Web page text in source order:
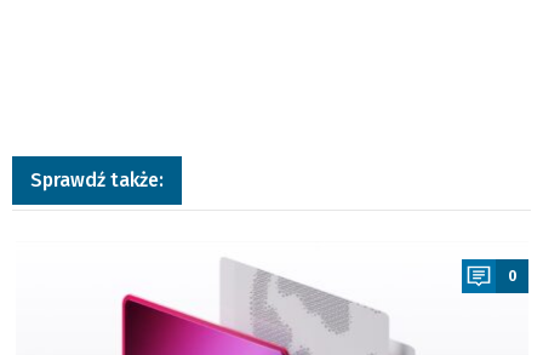
Sprawdź także:
0